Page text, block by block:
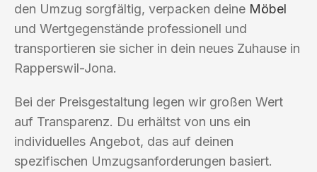
den Umzug sorgfältig, verpacken deine Möbel
und Wertgegenstände professionell und
transportieren sie sicher in dein neues Zuhause in
Rapperswil-Jona.
Bei der Preisgestaltung legen wir großen Wert
auf Transparenz. Du erhältst von uns ein
individuelles Angebot, das auf deinen
spezifischen Umzugsanforderungen basiert.